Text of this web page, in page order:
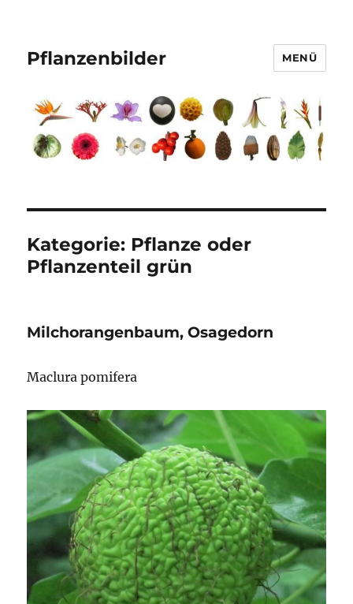
Pflanzenbilder MENÜ
Kategorie: Pflanze oder
Pflanzenteil grün
Milchorangen­­­baum, Osagedorn
Maclura pomifera